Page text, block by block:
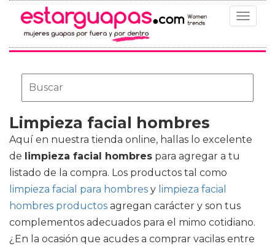
Toggle
Limpieza facial hombres
Aquí en nuestra tienda online, hallas lo excelente
de limpieza facial hombres para agregar a tu
listado de la compra. Los productos tal como
limpieza facial para hombres y limpieza facial
hombres productos agregan carácter y son tus
complementos adecuados para el mimo cotidiano.
¿En la ocasión que acudes a comprar vacilas entre